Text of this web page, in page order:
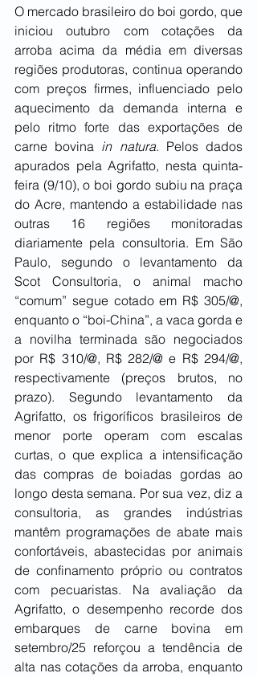
O mercado brasileiro do boi gordo, que
iniciou outubro com cotações da
arroba acima da média em diversas
regiões produtoras, continua operando
com preços firmes, influenciado pelo
aquecimento da demanda interna e
pelo ritmo forte das exportações de
carne bovina in natura. Pelos dados
apurados pela Agrifatto, nesta quinta-
feira (9/10), o boi gordo subiu na praça
do Acre, mantendo a estabilidade nas
outras 16 regiões monitoradas
diariamente pela consultoria. Em São
Paulo, segundo o levantamento da
Scot Consultoria, o animal macho
“comum” segue cotado em R$ 305/@,
enquanto o “boi-China”, a vaca gorda e
a novilha terminada são negociados
por R$ 310/@, R$ 282/@ e R$ 294/@,
respectivamente (preços brutos, no
prazo). Segundo levantamento da
Agrifatto, os frigoríficos brasileiros de
menor porte operam com escalas
curtas, o que explica a intensificação
das compras de boiadas gordas ao
longo desta semana. Por sua vez, diz a
consultoria, as grandes indústrias
mantêm programações de abate mais
confortáveis, abastecidas por animais
de confinamento próprio ou contratos
com pecuaristas. Na avaliação da
Agrifatto, o desempenho recorde dos
embarques de carne bovina em
setembro/25 reforçou a tendência de
alta nas cotações da arroba, enquanto